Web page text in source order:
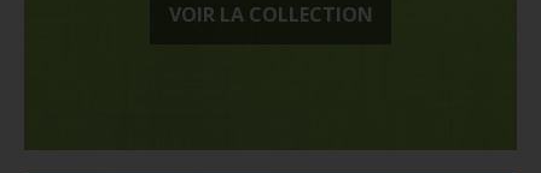
VOIR LA COLLECTION